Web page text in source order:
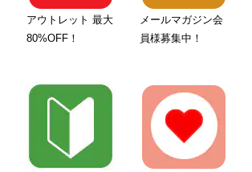
アウトレット 最大
80%OFF！
メールマガジン会
員様募集中！